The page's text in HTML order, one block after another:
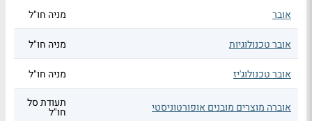
אובר מניה חו"ל
אובר טכנולוגיות מניה חו"ל
אובר טכנולוג'יז מניה חו"ל
אוברה מוצרים מובנים אופורטוניסטי תעודת סל
חו"ל